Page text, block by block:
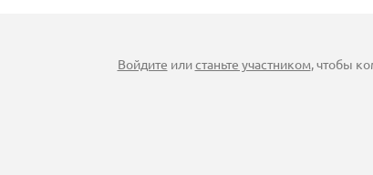
Войдите илистаньте участником, чтобы